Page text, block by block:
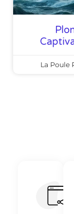
La Poule